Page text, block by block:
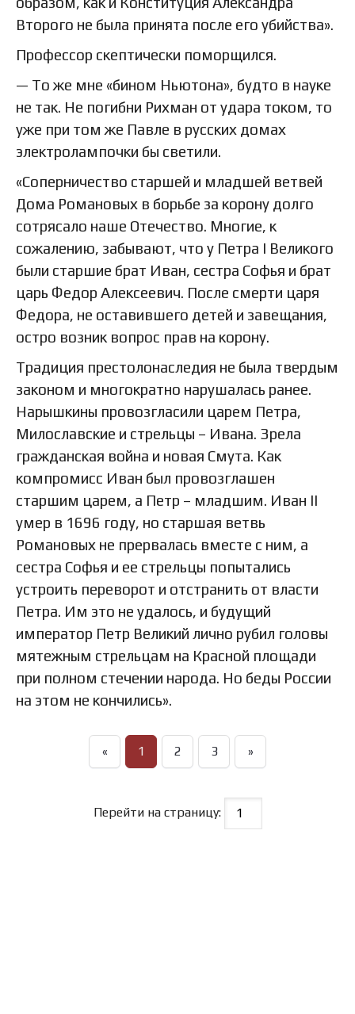
Второго не была принята после его убийства».
Профессор скептически поморщился.
— То же мне «бином Ньютона», будто в науке
не так. Не погибни Рихман от удара током, то
уже при том же Павле в русских домах
электролампочки бы светили.
«Соперничество старшей и младшей ветвей
Дома Романовых в борьбе за корону долго
сотрясало наше Отечество. Многие, к
сожалению, забывают, что у Петра I Великого
были старшие брат Иван, сестра Софья и брат
царь Федор Алексеевич. После смерти царя
Федора, не оставившего детей и завещания,
остро возник вопрос прав на корону.
Традиция престолонаследия не была твердым
законом и многократно нарушалась ранее.
Нарышкины провозгласили царем Петра,
Милославские и стрельцы – Ивана. Зрела
гражданская война и новая Смута. Как
компромисс Иван был провозглашен
старшим царем, а Петр – младшим. Иван II
умер в 1696 году, но старшая ветвь
Романовых не прервалась вместе с ним, а
сестра Софья и ее стрельцы попытались
устроить переворот и отстранить от власти
Петра. Им это не удалось, и будущий
император Петр Великий лично рубил головы
мятежным стрельцам на Красной площади
при полном стечении народа. Но беды России
на этом не кончились».
« 1 2 3 »
Перейти на страницу: